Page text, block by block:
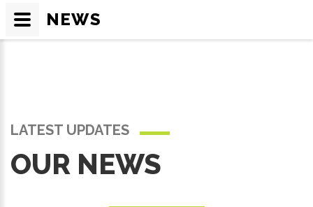
LATEST UPDATES
OUR NEWS
NEWS